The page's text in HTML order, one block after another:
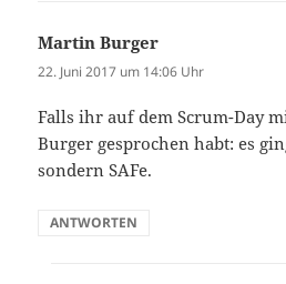
Martin Burger
22. Juni 2017 um 14:06 Uhr
Falls ihr auf dem Scrum-Day
Burger gesprochen habt: es
sondern SAFe.
ANTWORTEN